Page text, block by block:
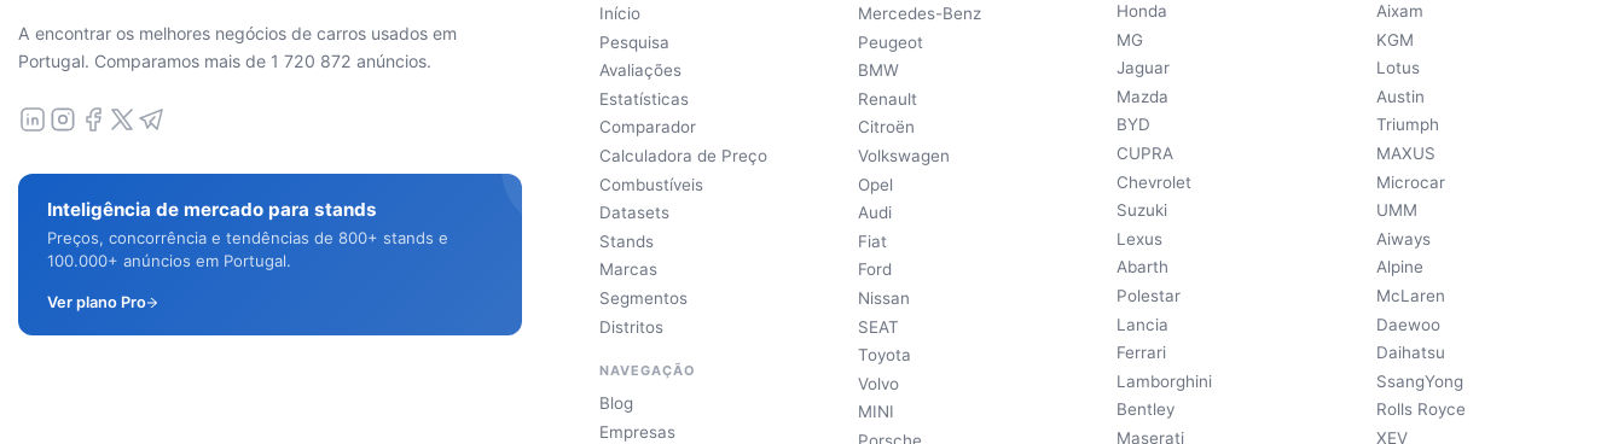
A encontrar os melhores negócios de carros usados em
Portugal. Comparamos mais de 1 720 872 anúncios.
Inteligência de mercado para stands
Preços, concorrência e tendências de 800+ stands e
100.000+ anúncios em Portugal.
Ver plano Pro
Início
Pesquisa
Avaliações
Estatísticas
Comparador
Calculadora de Preço
Combustíveis
Datasets
Stands
Marcas
Segmentos
Distritos
NAVEGAÇÃO
Blog
Empresas
Mercedes-Benz
Peugeot
BMW
Renault
Citroën
Volkswagen
Opel
Audi
Fiat
Ford
Nissan
SEAT
Toyota
Volvo
MINI
Honda
MG
Jaguar
Mazda
BYD
CUPRA
Chevrolet
Suzuki
Lexus
Abarth
Polestar
Lancia
Ferrari
Lamborghini
Bentley
Maserati
Aixam
KGM
Lotus
Austin
Triumph
MAXUS
Microcar
UMM
Aiways
Alpine
McLaren
Daewoo
Daihatsu
SsangYong
Rolls Royce
XEV